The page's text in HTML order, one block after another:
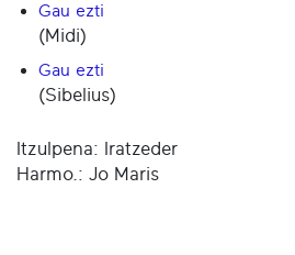
Gau ezti
(Midi)
Gau ezti
(Sibelius)
Itzulpena: Iratzeder
Harmo.: Jo Maris